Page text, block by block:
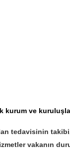
kurum ve
tedavisinin
vakanın